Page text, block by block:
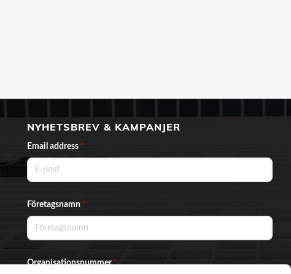
NYHETSBREV & KAMPANJER
Email address *
Företagsnamn *
Organisationsnummer*